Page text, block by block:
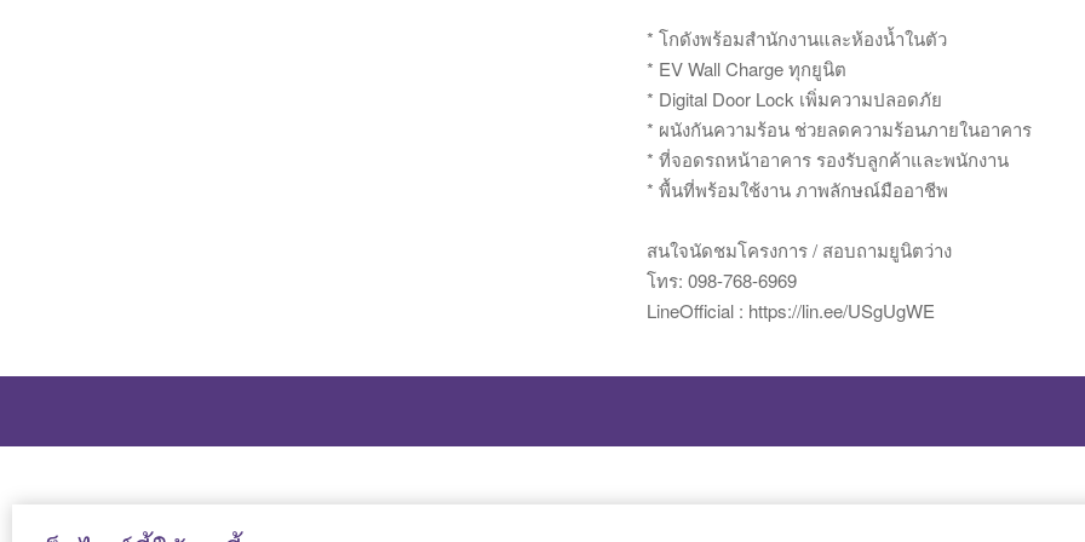
* โกดังพร้อมสำนักงานและห้องน้ำในตัว
* EV Wall Charge ทุกยูนิต
* Digital Door Lock เพิ่มความปลอดภัย
* ผนังกันความร้อน ช่วยลดความร้อนภายในอาคาร
* ที่จอดรถหน้าอาคาร รองรับลูกค้าและพนักงาน
* พื้นที่พร้อมใช้งาน ภาพลักษณ์มืออาชีพ
สนใจนัดชมโครงการ / สอบถามยูนิตว่าง
โทร: 098-768-6969
LineOfficial : https://lin.ee/USgUgWE